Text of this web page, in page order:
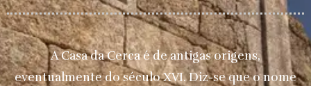
A Casa da Cerca é de antigas origens,
eventualmente do século XVI. Diz-se que o nome